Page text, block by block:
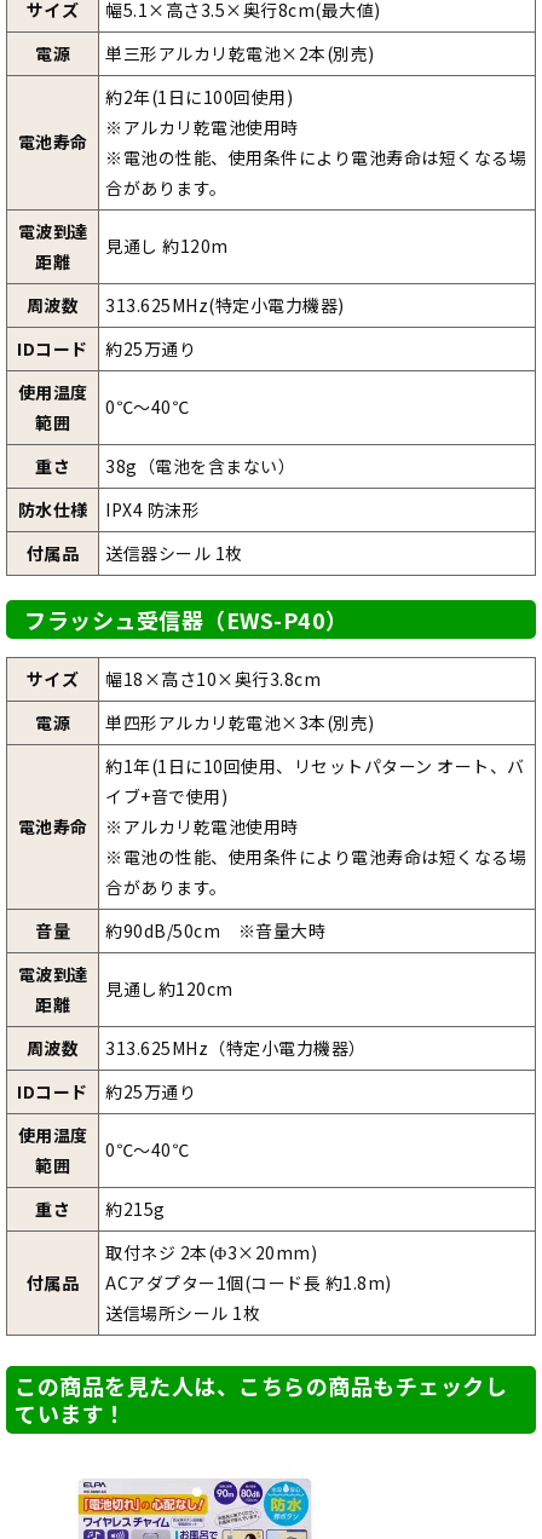
サイズ
幅5.1×高さ3.5×奥行8cm(最大値)
電源
単三形アルカリ乾電池×2本(別売)
電池寿命
約2年(1日に100回使用)
※アルカリ乾電池使用時
※電池の性能、使用条件により電池寿命は短くなる場
合があります。
電波到達
距離
見通し 約120m
周波数
313.625MHz(特定小電力機器)
IDコード
約25万通り
使用温度
範囲
0℃～40℃
重さ
38g（電池を含まない）
防水仕様
IPX4 防沫形
付属品
送信器シール 1枚
フラッシュ受信器（EWS-P40）
サイズ
幅18×高さ10×奥行3.8cm
電源
単四形アルカリ乾電池×3本(別売)
電池寿命
約1年(1日に10回使用、リセットパターン オート、バ
イブ+音で使用)
※アルカリ乾電池使用時
※電池の性能、使用条件により電池寿命は短くなる場
合があります。
音量
約90dB/50cm ※音量大時
電波到達
距離
見通し約120cm
周波数
313.625MHz（特定小電力機器）
IDコード
約25万通り
使用温度
範囲
0℃～40℃
重さ 約215g
付属品
取付ネジ 2本(Φ3×20mm)
ACアダプター1個(コード長 約1.8m)
送信場所シール 1枚
この商品を見た人は、こちらの商品もチェックし
ています！